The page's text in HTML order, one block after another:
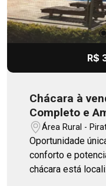
R$
Chácara à
Completo e
dosÁrea Rural -
Oportunidade
conforto e potencial
chácara está